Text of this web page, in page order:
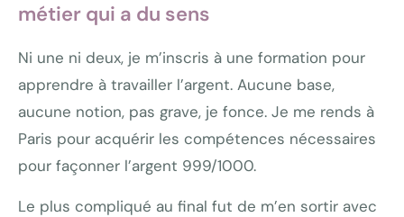
métier qui a du sens
Ni une ni deux, je m’inscris à une formation pour
apprendre à travailler l’argent. Aucune base,
aucune notion, pas grave, je fonce. Je me rends à
Paris pour acquérir les compétences nécessaires
pour façonner l’argent 999/1000.
Le plus compliqué au final fut de m’en sortir avec